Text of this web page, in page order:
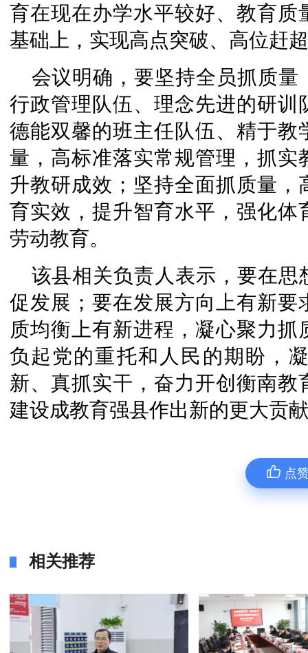
育在现在办学水平较好、教育
基础上，实现高点突破、高位赶
会议明确，要坚持全员抓质
行政管理队伍、理念先进的研
德能双馨的班主任队伍、精于
量，高标准落实常规管理，抓
升教研成效；坚持全面抓质量
育实效，提升智育水平，强化
劳动教育。
该县相关负责人表示，要在
促发展；要在发展方向上有新
质均衡上有新进程，凝心聚力
负起党的重托和人民的期盼，
新、真抓实干，奋力开创衡南
建设成教育强县作出新的更大贡
点
相关推荐